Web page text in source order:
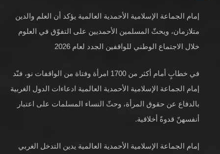
إمام الجماعة الإسلامية الأحمدية العالمية يؤكد أن العلم والدين
متلازمان، ويحثّ المسلمين الأحمديين على التفوّق في العلوم
خلال الاجتماع الوطني للواقفين الجدد لعام 2026
في خطابٍ أمام أكثر من 1700 امرأة وفتاة من الواقفات نو، فنّد
إمام الجماعة الإسلامية الأحمدية العالمية ادعاءات الدول الغربية
بالدفاع عن حقوق المرأة، وحثّ النساء المسلمات على اعتبار
أنفسهنّ قدوةً أخلاقية.
إمام الجماعة الإسلامية الأحمدية العالمية يدين التدخل الغربي